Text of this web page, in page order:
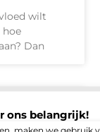
ons belangrijk!
maken we gebruik
wilt
hoe
Dan